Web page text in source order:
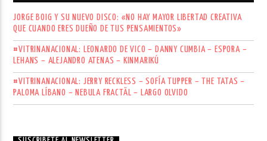
JORGE BOIG Y SU NUEVO DISCO: «NO HAY MAYOR LIBERTAD CREATIVA
QUE CUANDO ERES DUEÑO DE TUS PENSAMIENTOS»
#VITRINANACIONAL: LEONARDO DE VICO – DANNY CUMBIA – ESPORA –
LEHANS – ALEJANDRO ATENAS – KINMARIKÚ
#VITRINANACIONAL: JERRY RECKLESS – SOFÍA TUPPER – THE TATAS –
PALOMA LÍBANO – NEBULA FRACTÄL – LARGO OLVIDO